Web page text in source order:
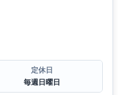
定休日
毎週日曜日